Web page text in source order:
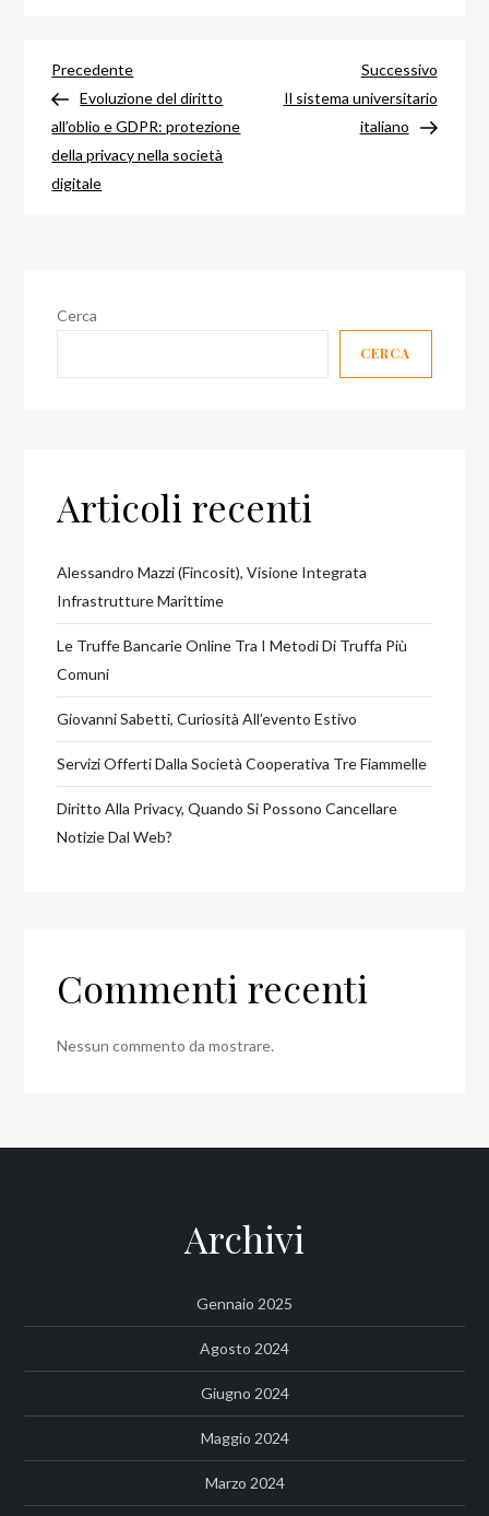
Navigazione
articoli
Articolo
precedente
Precedente
Evoluzione del diritto
all’oblio e GDPR: protezione
della privacy nella società
digitale
Successivo
Il sistema universitario
italiano
Cerca
CERCA
Articoli recenti
Alessandro Mazzi (Fincosit), Visione Integrata
Infrastrutture Marittime
Le Truffe Bancarie Online Tra I Metodi Di Truffa Più
Comuni
Giovanni Sabetti, Curiosità All’evento Estivo
Servizi Offerti Dalla Società Cooperativa Tre Fiammelle
Diritto Alla Privacy, Quando Si Possono Cancellare
Notizie Dal Web?
Commenti recenti
Nessun commento da mostrare.
Archivi
Gennaio 2025
Agosto 2024
Giugno 2024
Maggio 2024
Marzo 2024